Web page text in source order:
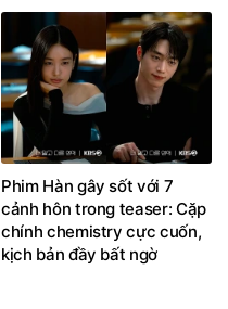
Phim Hàn gây sốt với 7
cảnh hôn trong teaser: Cặp
chính chemistry cực cuốn,
kịch bản đầy bất ngờ